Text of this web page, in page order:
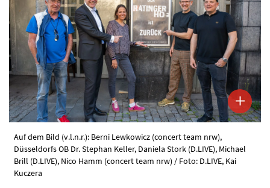
Auf dem Bild (v.l.n.r.): Berni Lewkowicz (concert team nrw),
Düsseldorfs OB Dr. Stephan Keller, Daniela Stork (D.LIVE), Michael
Brill (D.LIVE), Nico Hamm (concert team nrw) / Foto: D.LIVE, Kai
Kuczera